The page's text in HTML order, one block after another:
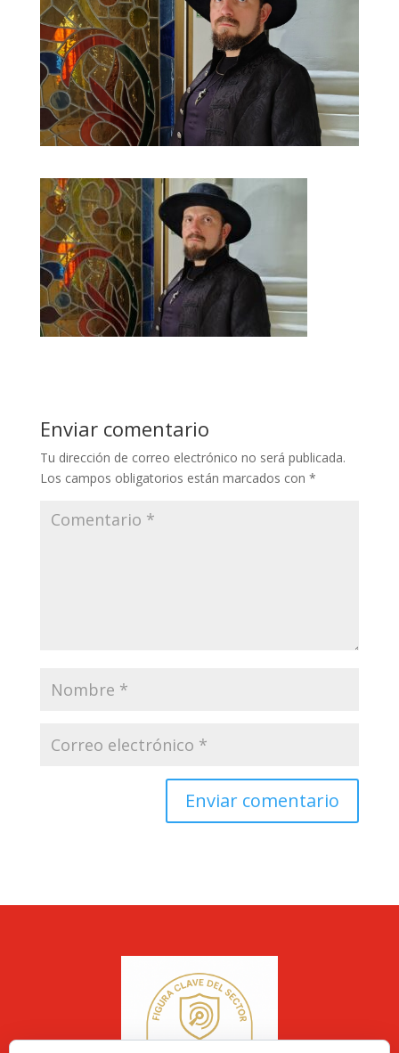
Enviar comentario
Tu dirección de correo electrónico no será publicada.
Los campos obligatorios están marcados con *